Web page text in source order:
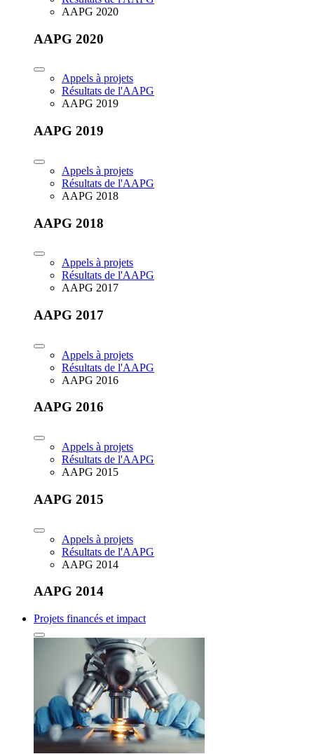
AAPG 2020
AAPG 2020
Appels à projets
Résultats de l'AAPG
AAPG 2019
AAPG 2019
Appels à projets
Résultats de l'AAPG
AAPG 2018
AAPG 2018
Appels à projets
Résultats de l'AAPG
AAPG 2017
AAPG 2017
Appels à projets
Résultats de l'AAPG
AAPG 2016
AAPG 2016
Appels à projets
Résultats de l'AAPG
AAPG 2015
AAPG 2015
Appels à projets
Résultats de l'AAPG
AAPG 2014
AAPG 2014
Projets financés et impact